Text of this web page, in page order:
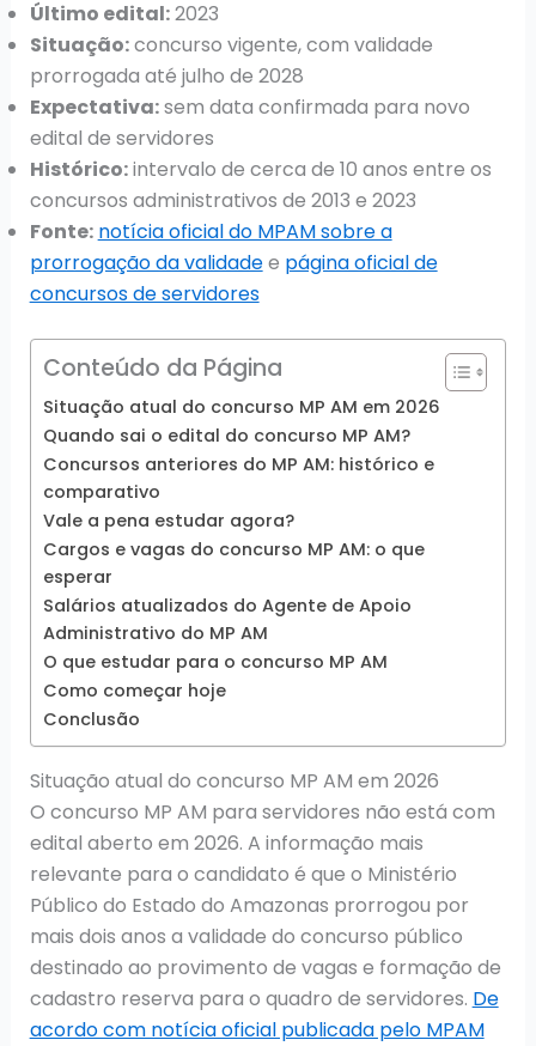
Último edital:2023
Situação:concurso vigente, com validade
prorrogada até julho de 2028
Expectativa:sem data confirmada para novo
edital de servidores
Histórico:intervalo de cerca de 10 anos entre os
concursos administrativos de 2013 e 2023
Fonte: notícia oficial do MPAM sobre a
prorrogação da validadee página oficial de
concursos de servidores
Conteúdo da Página
Situação atual do concurso MP AM em 2026
Quando sai o edital do concurso MP AM?
Concursos anteriores do MP AM: histórico e
comparativo
Vale a pena estudar agora?
Cargos e vagas do concurso MP AM: o que
esperar
Salários atualizados do Agente de Apoio
Administrativo do MP AM
O que estudar para o concurso MP AM
Como começar hoje
Conclusão
Situação atual do concurso MP AM em 2026
O concurso MP AM para servidores não está com
edital aberto em 2026. A informação mais
relevante para o candidato é que o Ministério
Público do Estado do Amazonas prorrogou por
mais dois anos a validade do concurso público
destinado ao provimento de vagas e formação de
cadastro reserva para o quadro de servidores. De
acordo com notícia oficial publicada pelo MPAM